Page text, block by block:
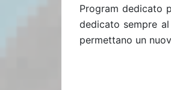
Program dedicato
dedicato sempre
permettano un